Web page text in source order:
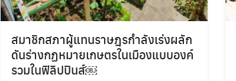
สมาชิกสภาผู้แทนราษฎรกำลังเร่งผลัก
ดันร่างกฏหมายเกษตรในเมืองแบบองค์
รวมในฟิลิปปินส์￼